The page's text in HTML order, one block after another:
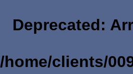
Deprecated:
/home/clients/